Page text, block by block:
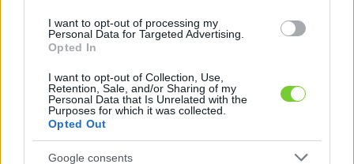
I want to opt-out of processing my
Personal Data for Targeted Advertising.
Opted In
I want to opt-out of Collection, Use,
Retention, Sale, and/or Sharing of my
Personal Data that Is Unrelated with the
Purposes for which it was collected.
Opted Out
Google consents
KERTÉSZ ÉS KERTÉSZET REGISZTRÁCIÓ
Erdei fenyő (Pinus
sylvetris'Watereri')